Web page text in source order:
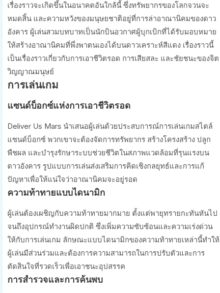
เรื่องราวจะเกิดขึ้นในอนาคตอันใกล้นี้ ซึ่งทรัพยากรของโลกจวนจะ
หมดสิ้น และความหวังของมนุษยชาติอยู่ที่การล่าอาณานิคมของดาว
อังคาร ผู้เล่นสวมบทบาทเป็นนักบินอวกาศผู้บุกเบิกที่ได้รับมอบหมาย
ให้สร้างอาณานิคมที่พึ่งพาตนเองได้บนดาวเคราะห์สีแดง เรื่องราวนี้
เป็นเรื่องราวเกี่ยวกับการเอาชีวิตรอด การเสียสละ และชัยชนะของจิต
วิญญาณมนุษย์
การเล่นเกม
แซนด์บ็อกซ์แห่งการเอาชีวิตรอด
Deliver Us Mars นำเสนอผู้เล่นด้วยประสบการณ์การเล่นเกมสไตล์
แซนด์บ็อกซ์ พวกเขาจะต้องจัดการทรัพยากร สร้างโครงสร้าง ปลูก
พืชผล และบำรุงรักษาระบบช่วยชีวิตในสภาพแวดล้อมที่รุนแรงบน
ดาวอังคาร รูปแบบการเล่นส่งเสริมการคิดเชิงกลยุทธ์และการแก้
ปัญหาเพื่อให้แน่ใจว่าอาณานิคมจะอยู่รอด
ความท้าทายแบบไดนามิก
ผู้เล่นต้องเผชิญกับความท้าทายมากมาย ตั้งแต่พายุทรายกะทันหันไป
จนถึงอุปกรณ์ทำงานผิดปกติ ซึ่งเพิ่มความซับซ้อนและความเร่งด่วน
ให้กับการเล่นเกม ลักษณะแบบไดนามิกของความท้าทายเหล่านี้ทำให้
ผู้เล่นมีส่วนร่วมและต้องการความสามารถในการปรับตัวและการ
ตัดสินใจที่รวดเร็วเพื่อเอาชนะอุปสรรค
การสำรวจและการค้นพบ